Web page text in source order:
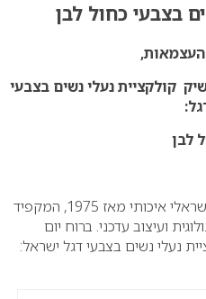
בצבעי כחול לבן
העצמאות,
קולקציית נעלי נשים בצבעי
לבן
, מזוהה כמותג ישראלי איכותי מאז 1975, המקפיד
ועיצוב עדכני. ברוח יום
נעלי נשים בצבעי דגל ישראל: